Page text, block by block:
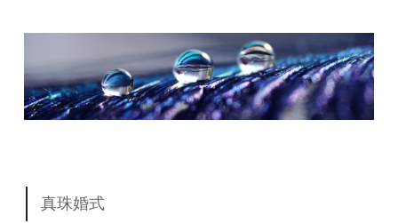
真珠婚式